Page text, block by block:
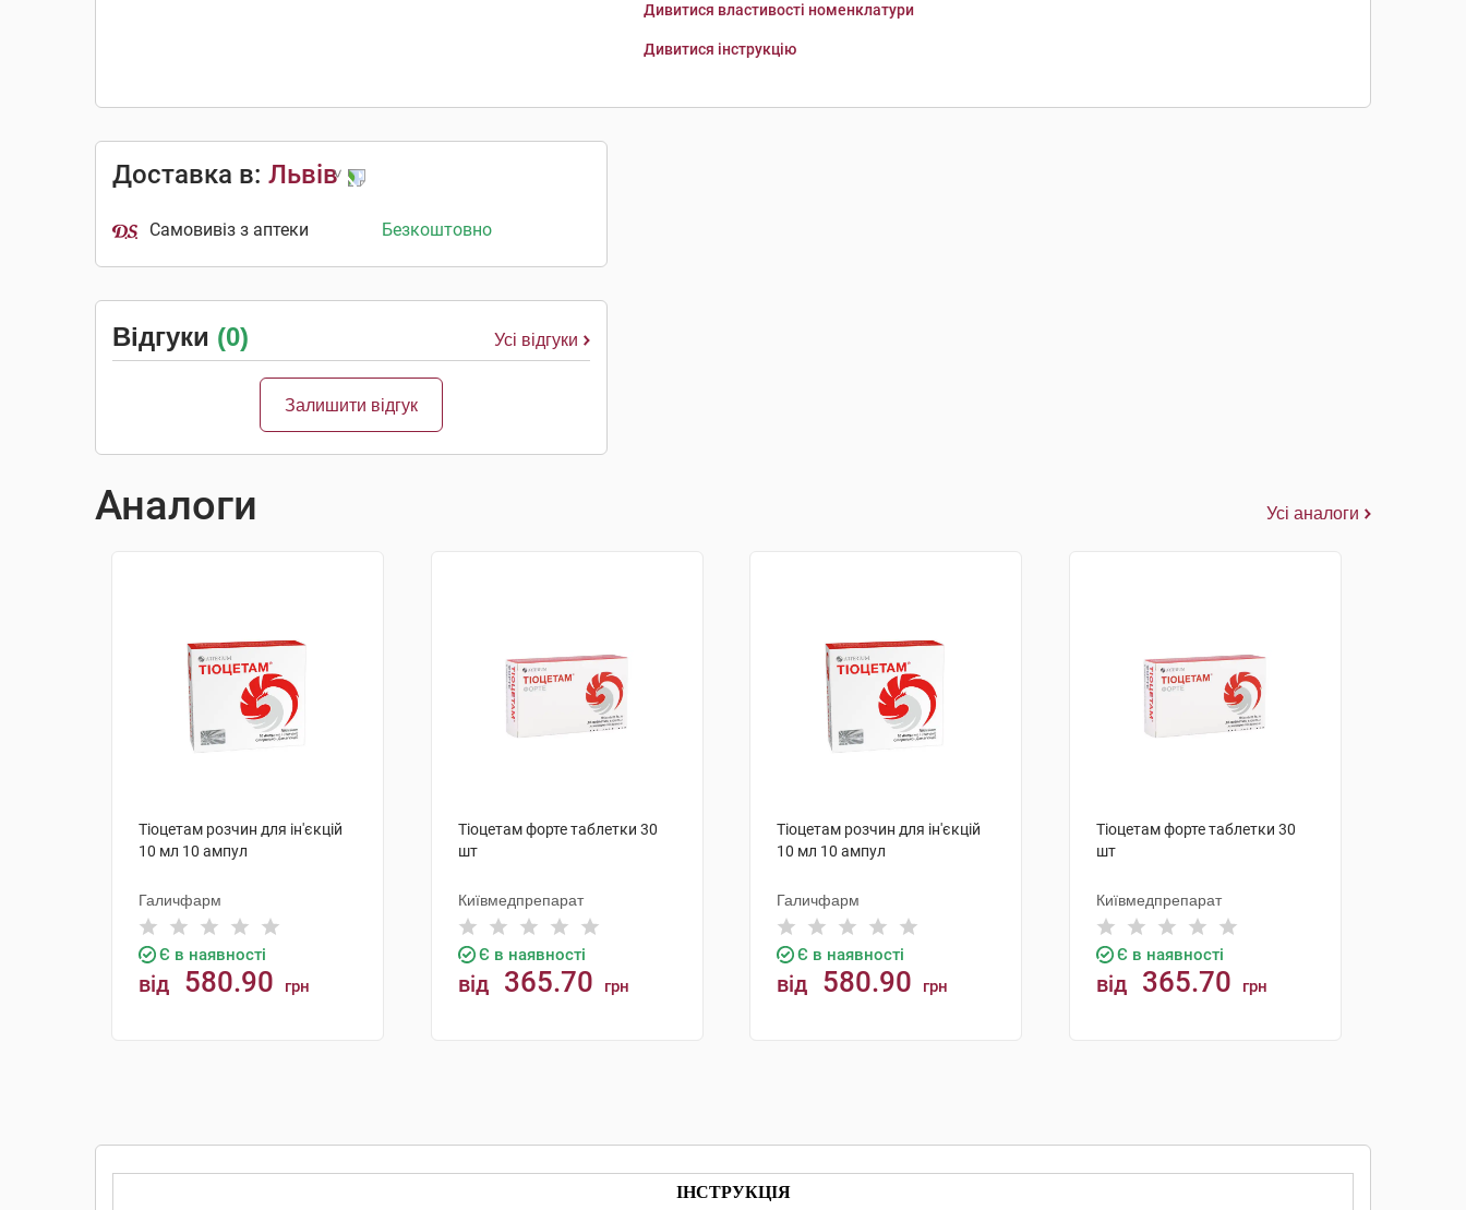
Дивитися властивості номенклатури
Дивитися інструкцію
Доставка в: Львів
Самовивіз з аптеки Безкоштовно
Відгуки (0) Усі відгуки
Залишити відгук
Аналоги Усі аналоги
Тіоцетам розчин для ін'єкцій
10 мл 10 ампул
Галичфарм
Є в наявності
від 580.90 грн
Тіоцетам форте таблетки 30
шт
Київмедпрепарат
Є в наявності
від 365.70 грн
Тіоцетам розчин для ін'єкцій
10 мл 10 ампул
Галичфарм
Є в наявності
від 580.90 грн
Тіоцетам форте таблетки 30
шт
Київмедпрепарат
Є в наявності
від 365.70 грн